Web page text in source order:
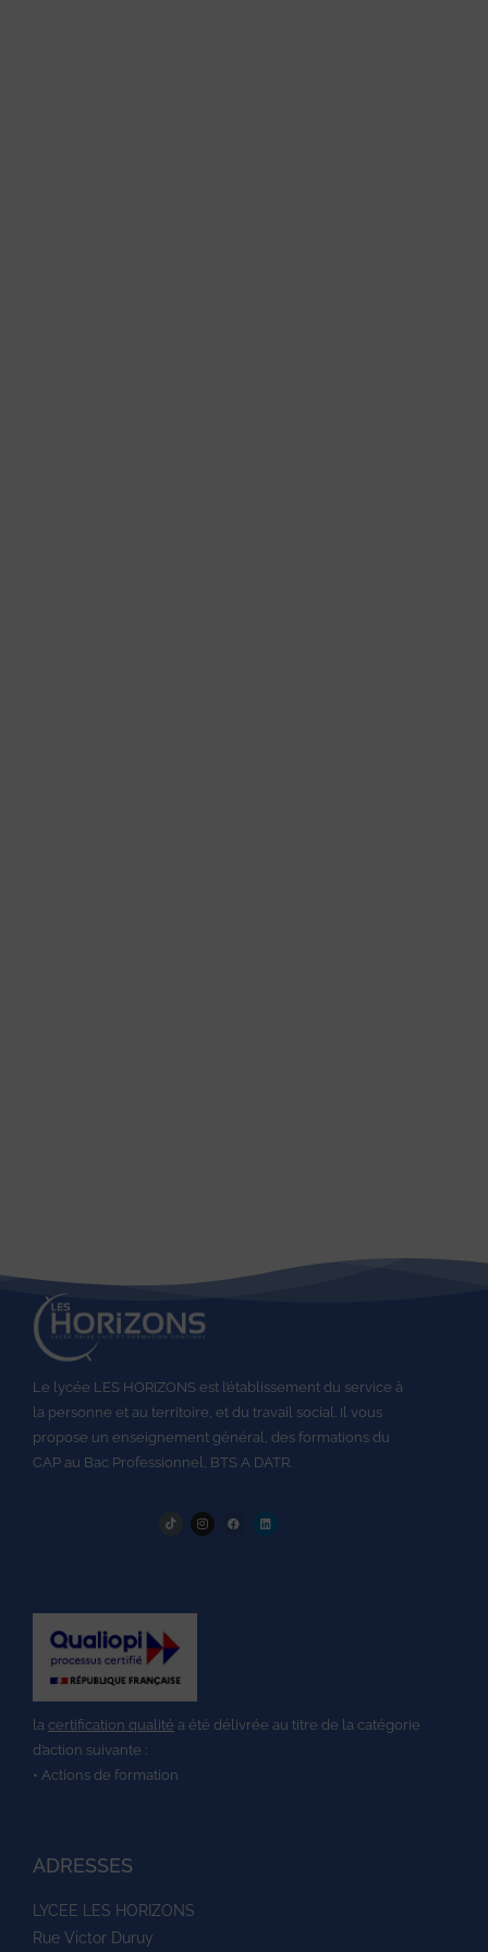
Le lycée LES HORIZONS est l’établissement du service à
la personne et au territoire, et du travail social. Il vous
propose un enseignement général, des formations du
CAP au Bac Professionnel, BTS A DATR.
la certification qualité a été délivrée au titre de la catégorie
d’action suivante :
• Actions de formation
ADRESSES
LYCEE LES HORIZONS
Rue Victor Duruy